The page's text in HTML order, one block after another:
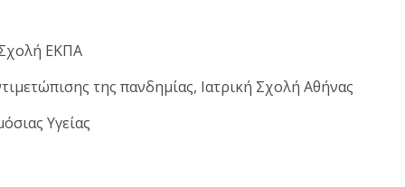
ΕΚΠΑ
της πανδημίας, Ιατρική Σχολή Αθήνας
Υγείας